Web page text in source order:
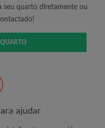
e atualizações de
para você
seu quarto diretamente ou
ajudar